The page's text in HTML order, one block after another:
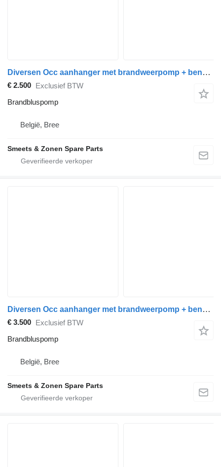
Diversen Occ aanhanger met brandweerpomp + benzinemotor Mot
€ 2.500 Exclusief BTW
Brandbluspomp
België, Bree
Smeets & Zonen Spare Parts
Diversen Occ aanhanger met brandweerpomp + benzinemotor Mot
€ 3.500 Exclusief BTW
Brandbluspomp
België, Bree
Smeets & Zonen Spare Parts